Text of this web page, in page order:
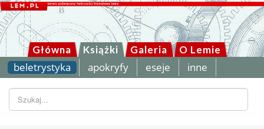
Główna Książki Galeria O Lemie
beletrystyka apokryfy eseje inne
Szukaj...